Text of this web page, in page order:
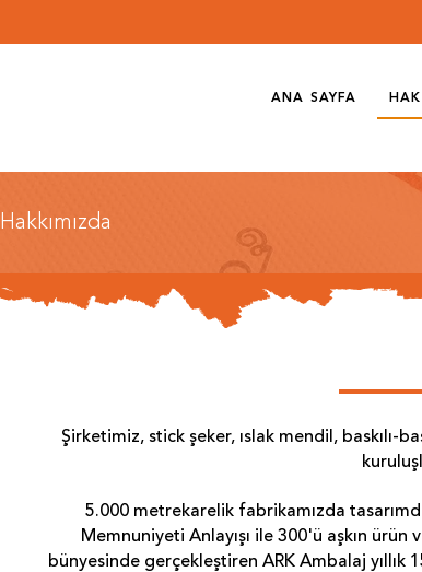
ANA SAYFA
Hakkımızda
Şirketimiz, stick şeker, ıslak mendil, baskılı-
5.000 metrekarelik fabrikamızda
Memnuniyeti Anlayışı ile 300'ü aşkın
bünyesinde gerçekleştiren ARK Ambalaj